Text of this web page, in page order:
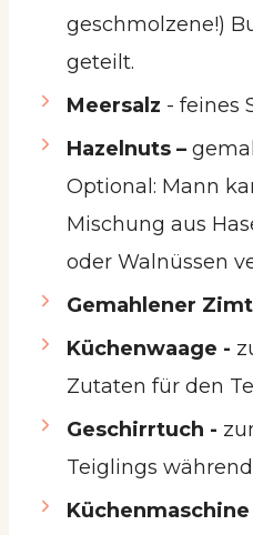
geschmolzene!)
geteilt.
Meersalz - feines
Hazelnuts –
Optional: Mann
Mischung aus
oder Walnüssen
Gemahlener Zimt
Küchenwaage -
Zutaten für den
Geschirrtuch -
Teiglings
Küchenmaschine